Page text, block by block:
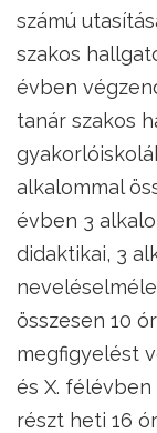
számú
szakos
évben
tanár szakos
alkalommal
évben 3
didaktikai, 3
összesen 10
megfigyelést
és X.
részt heti 16